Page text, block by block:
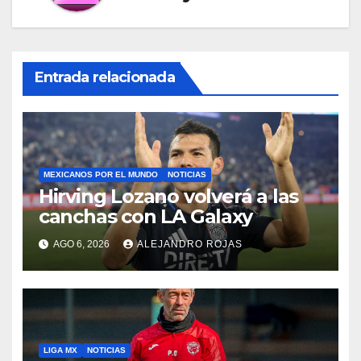
Entrada relacionada
MEXICANOS POR EL MUNDO NOTICIAS
Hirving Lozano volverá a las
canchas con LA Galaxy
AGO 6, 2026 ALEJANDRO ROJAS
LIGA MX NOTICIAS